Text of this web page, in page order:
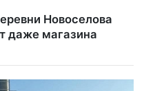
Новоселова
даже магазина